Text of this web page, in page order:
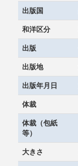
出版国
和洋区分
出版
出版地
出版年月日
体裁
体裁（包紙
等）
大きさ